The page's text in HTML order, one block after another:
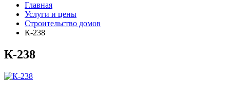
Главная
Услуги и цены
Строительство домов
К-238
К-238